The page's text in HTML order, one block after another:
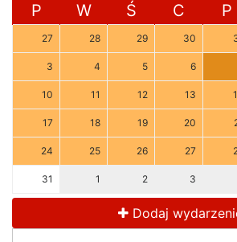
P W Ś C P
27 28 29 30
3 4 5 6
10 11 12 13
17 18 19 20
24 25 26 27
31 1 2 3
Dodaj